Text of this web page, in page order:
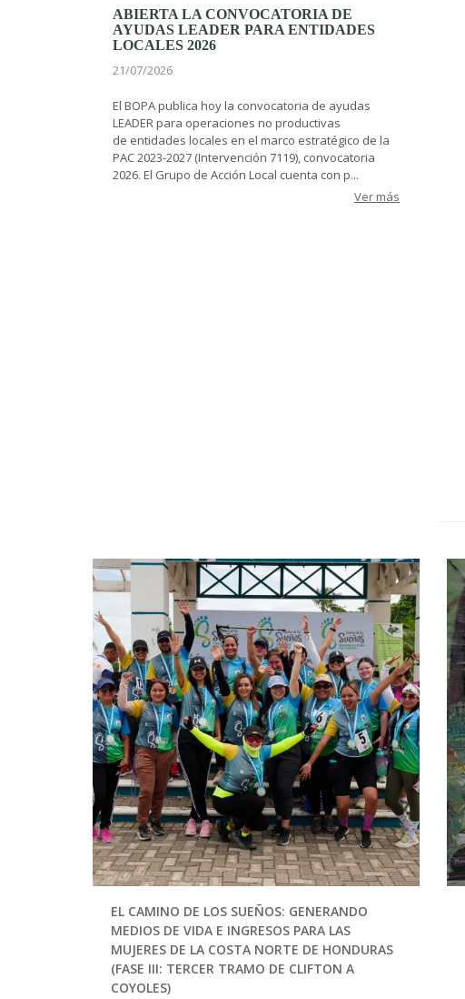
ABIERTA LA CONVOCATORIA DE
AYUDAS LEADER PARA ENTIDADES
LOCALES 2026
21/07/2026
El BOPA publica hoy la convocatoria de ayudas
LEADER para operaciones no productivas
de entidades locales en el marco estratégico de la
PAC 2023-2027 (Intervención 7119), convocatoria
2026. El Grupo de Acción Local cuenta con p...
Ver más
EL CAMINO DE LOS SUEÑOS: GENERANDO
MEDIOS DE VIDA E INGRESOS PARA LAS
MUJERES DE LA COSTA NORTE DE HONDURAS
(FASE III: TERCER TRAMO DE CLIFTON A
COYOLES)